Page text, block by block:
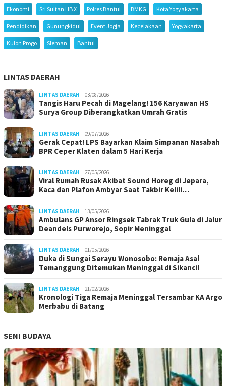
Ekonomi Sri Sultan HB X Polres Bantul BMKG Kota Yogyakarta
Pendidikan Gunungkidul Event Jogja Kecelakaan Yogyakarta
Kulon Progo Sleman Bantul
LINTAS DAERAH
LINTAS DAERAH 03/08/2026
Tangis Haru Pecah di Magelang! 156 Karyawan HS
Surya Group Diberangkatkan Umrah Gratis
LINTAS DAERAH 09/07/2026
Gerak Cepat! LPS Bayarkan Klaim Simpanan Nasabah
BPR Ceper Klaten dalam 5 Hari Kerja
LINTAS DAERAH 27/05/2026
Viral Rumah Rusak Akibat Sound Horeg di Jepara,
Kaca dan Plafon Ambyar Saat Takbir Kelili…
LINTAS DAERAH 13/05/2026
Ambulans GP Ansor Ringsek Tabrak Truk Gula di Jalur
Deandels Purworejo, Sopir Meninggal
LINTAS DAERAH 01/05/2026
Duka di Sungai Serayu Wonosobo: Remaja Asal
Temanggung Ditemukan Meninggal di Sikancil
LINTAS DAERAH 21/02/2026
Kronologi Tiga Remaja Meninggal Tersambar KA Argo
Merbabu di Batang
SENI BUDAYA